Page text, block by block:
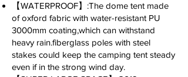
【WATERPROOF】:The dome tent made
of oxford fabric with water-resistant PU
3000mm coating,which can withstand
heavy rain.fiberglass poles with steel
stakes could keep the camping tent steady
even if in the strong wind day.